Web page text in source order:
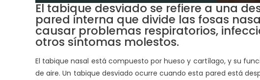
El tabique desviado se refiere a una
pared interna que divide las fosas
causar problemas respiratorios,
otros síntomas molestos.
El tabique nasal está compuesto por hueso y cartílago, y su
de aire. Un tabique desviado ocurre cuando esta pared está